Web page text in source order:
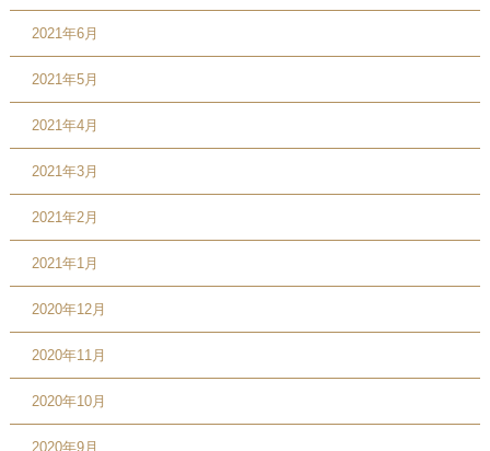
2021年6月
2021年5月
2021年4月
2021年3月
2021年2月
2021年1月
2020年12月
2020年11月
2020年10月
2020年9月